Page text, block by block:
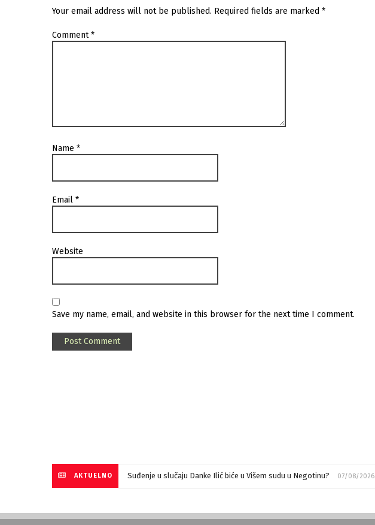
Your email address will not be published. Required fields are marked *
Comment*
Name *
Email *
Website
Save my name, email, and website in this browser for the next time I comment.
AKTUELNO Suđenje u slučaju Danke Ilić biće u Višem sudu u Negotinu? 07/08/2026